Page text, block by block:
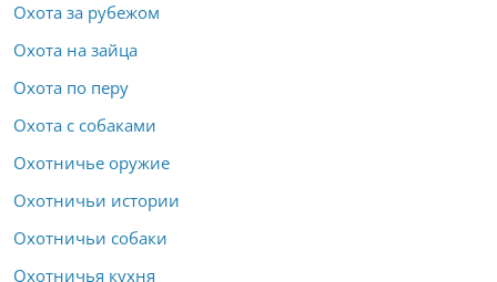
Охота за рубежом
Охота на зайца
Охота по перу
Охота с собаками
Охотничье оружие
Охотничьи истории
Охотничьи собаки
Охотничья кухня